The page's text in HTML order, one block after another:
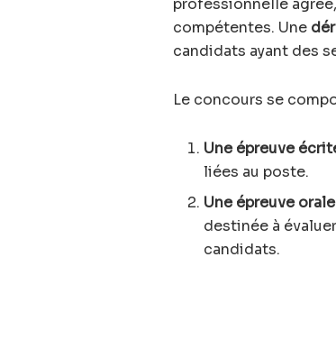
professionnelle
compétentes. Une
candidats ayant des
Le concours se
Une épreuve
liées au poste.
Une épreuve
destinée à
candidats.